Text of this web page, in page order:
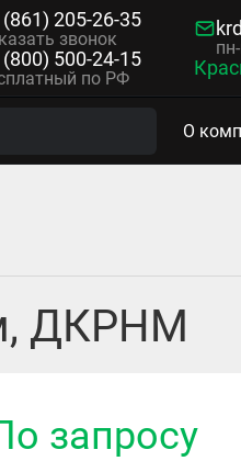
205-26-35
звонок
500-24-15
по РФ
О
ДКРНМ
запросу